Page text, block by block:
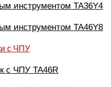
инструментом ТА36Y4
инструментом ТА46Y8
с ЧПУ
с ЧПУ TA46R